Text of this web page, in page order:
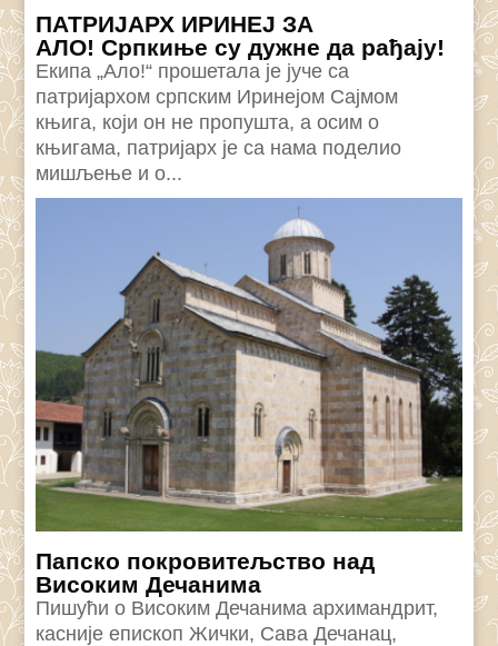
ПАТРИЈАРХ ИРИНЕЈ ЗА
АЛО! Српкиње су дужне да рађају!
Екипа „Ало!“ прошетала је јуче са
патријархом српским Иринејом Сајмом
књига, који он не пропушта, а осим о
књигама, патријарх је са нама поделио
мишљење и о...
Папско покровитељство над
Високим Дечанима
Пишући о Високим Дечанима архимандрит,
касније епископ Жички, Сава Дечанац,